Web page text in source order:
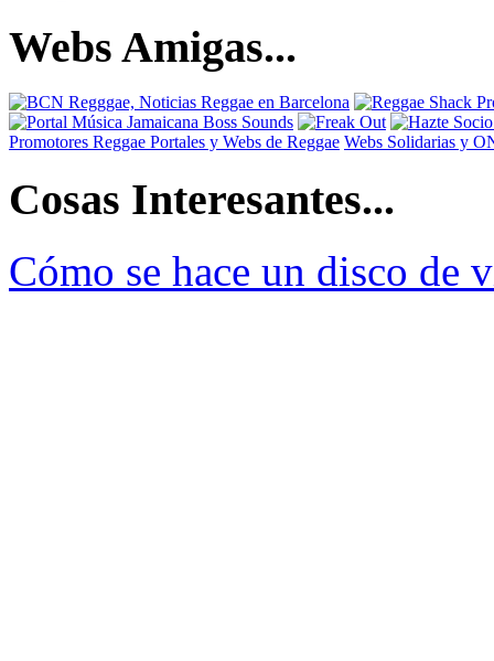
Webs Amigas...
Promotores Reggae Portales y Webs de Reggae Webs Solidarias y
Cosas Interesantes...
Cómo se hace un disco de